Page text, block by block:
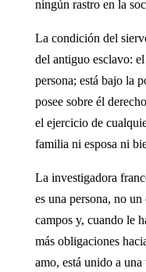
ningún rastro en la
La condición del
del antiguo esclavo:
persona; está bajo la
posee sobre él
el ejercicio de
familia ni esposa ni
La investigadora
es una persona, no
campos y, cuando le
más obligaciones
amo, está unido a